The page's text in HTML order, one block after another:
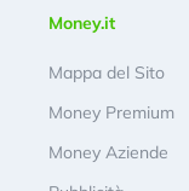
Money.it
Mappa del Sito
Money Premium
Money Aziende